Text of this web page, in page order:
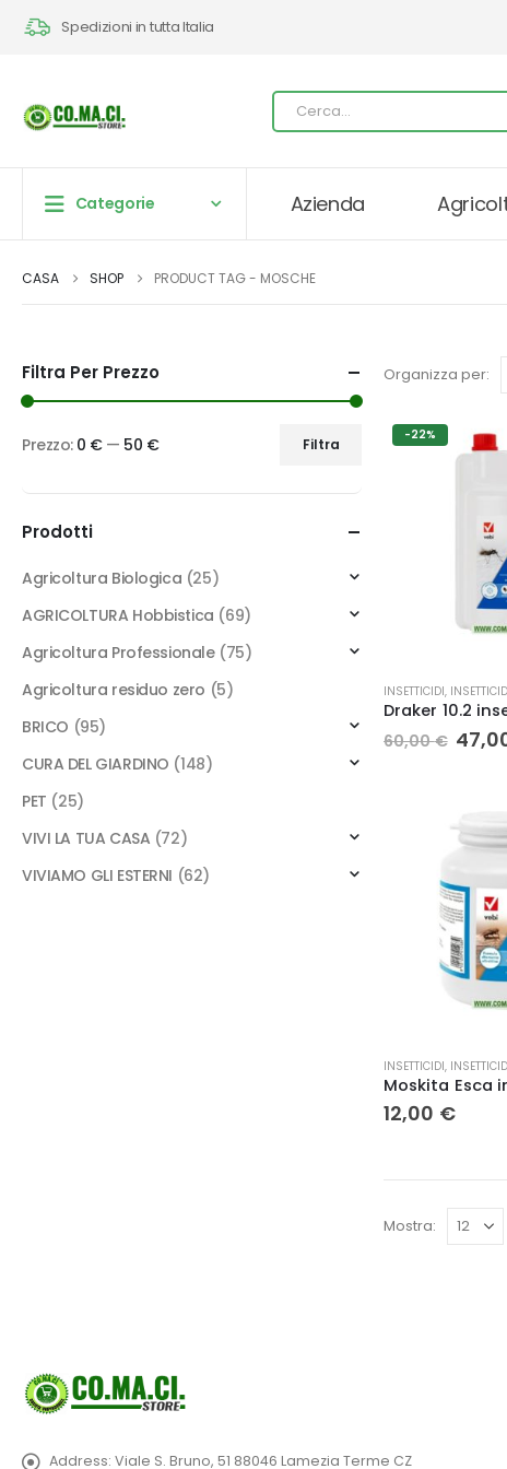
Spedizioni in tutta Italia
Categorie Azienda
CASA SHOP PRODUCT TAG - MOSCHE
Organizza per:
-22%
INSETTICIDI,
60,00€ Il
prezzo
INSETTICIDI,
12,00 €
Mostra:
Filtra Per Prezzo
Min
Max
Filtra
Prezzo: 0 €— 50 €
Prodotti
Agricoltura Biologica (25)
AGRICOLTURA Hobbistica (69)
Agricoltura Professionale (75)
Agricoltura residuo zero (5)
BRICO (95)
CURA DEL GIARDINO (148)
PET (25)
VIVI LA TUA CASA (72)
VIVIAMO GLI ESTERNI (62)
Address: Viale S. Bruno, 51 88046 Lamezia Terme CZ